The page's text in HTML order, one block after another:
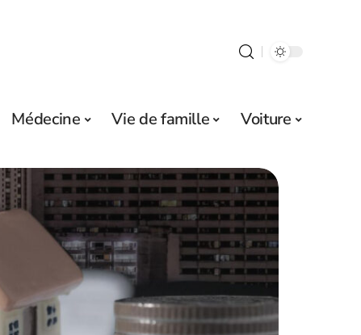
Médecine Vie de famille Voiture